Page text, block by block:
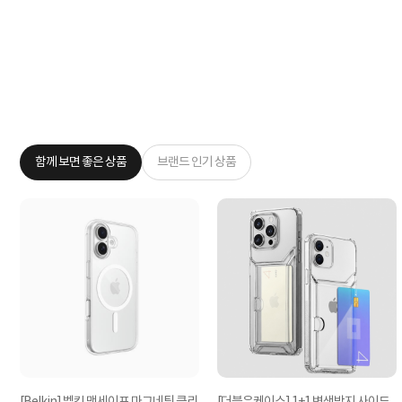
함께 보면 좋은 상품 브랜드 인기 상품